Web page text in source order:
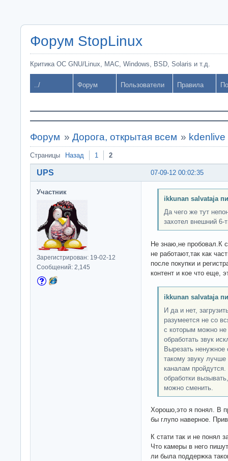
Форум StopLinux
Критика ОС GNU/Linux, MAC, Windows, BSD, Solaris и т.д.
../ Форум Пользователи Правила
Форум » Дорога, открытая всем » kdenlive
Страницы Назад 1 2
07-09-12 00:02:35
UPS
Участник
Зарегистрирован: 19-02-12
Сообщений: 2,145
ikkunan salvataja
Да чего же тут
захотел внешний 6-
Не знаю,не пробовал.К
не работают,так как
после покупки и
контент и кое что еще,
ikkunan salvataja
И да и нет,
разумеется не со
с которым можно не
обработать звук
Вырезать ненужное
такому звуку
каналам
обработки
можно сменить.
Хорошо,это я понял. В
бы глупо наверное.
К стати так и не понял
Что камеры в него
ли была поддержка